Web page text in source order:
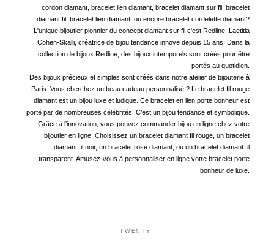
cordon diamant, bracelet lien diamant, bracelet diamant sur fil, bracelet
diamant fil, bracelet lien diamant, ou encore bracelet cordelette diamant?
L'unique bijoutier pionnier du concept diamant sur fil c'est Redline. Laetitia
Cohen-Skalli, créatrice de bijou tendance innove depuis 15 ans. Dans la
collection de bijoux Redline, des bijoux intemporels sont créés pour être
portés au quotidien.
Des bijoux précieux et simples sont créés dans notre atelier de bijouterie à
Paris. Vous cherchez un beau cadeau personnalisé ? Le bracelet fil rouge
diamant est un bijou luxe et ludique. Ce bracelet en lien porte bonheur est
porté par de nombreuses célébrités. C’est un bijou tendance et symbolique.
Grâce à l'innovation, vous pouvez commander bijou en ligne chez votre
bijoutier en ligne. Choisissez un bracelet diamant fil rouge, un bracelet
diamant fil noir, un bracelet rose diamant, ou un bracelet diamant fil
transparent. Amusez-vous à personnaliser en ligne votre bracelet porte
bonheur de luxe.
TWENTY